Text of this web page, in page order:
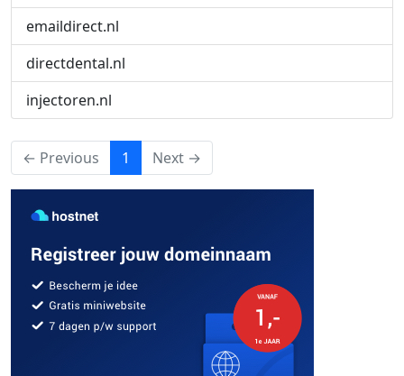
emaildirect.nl
directdental.nl
injectoren.nl
← Previous 1 (current)
Next →